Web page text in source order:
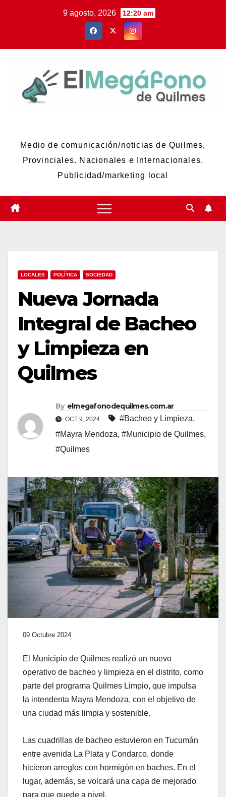
9 agosto, 2026 12:20 am
Medio de comunicación/noticias de Quilmes,
Provinciales. Nacionales e Internacionales.
Publicidad/marketing local
LOCALES POLÍTICA SOCIEDAD
Nueva Jornada
Integral de Bacheo
y Limpieza en
Quilmes
By elmegafonodequilmes.com.ar
OCT 9, 2024 #Bacheo y Limpieza,
#Mayra Mendoza, #Municipio de Quilmes,
#Quilmes
09 Octubre 2024
El Municipio de Quilmes realizó un nuevo
operativo de bacheo y limpieza en el distrito, como
parte del programa Quilmes Limpio, que impulsa
la intendenta Mayra Mendoza, con el objetivo de
una ciudad más limpia y sostenible.
Las cuadrillas de bacheo estuvieron en Tucumán
entre avenida La Plata y Condarco, donde
hicieron arreglos con hormigón en baches. En el
lugar, además, se volcará una capa de mejorado
para que quede a nivel.